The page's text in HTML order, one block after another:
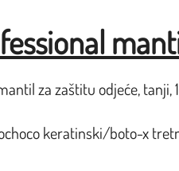
za zaštitu odjeće,
keratinski/boto-x